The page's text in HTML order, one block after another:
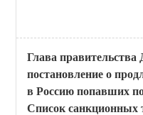
Глава
постановление о
в Россию попавших
Список санкционных